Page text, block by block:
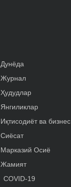
Дунёда
Журнал
Ҳудудлар
Янгиликлар
Иқтисодиёт ва бизнес
Сиёсат
Марказий Осиё
Жамият
COVID-19